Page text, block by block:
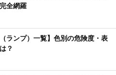
全網羅
（ランプ）一覧】色別の危険度・表
？